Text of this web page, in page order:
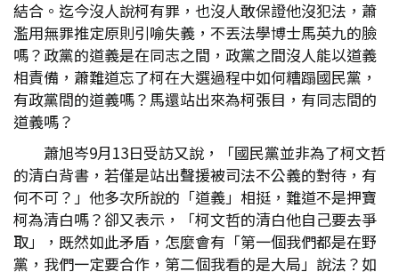
結合。迄今沒人說柯有罪，也沒人敢保證他沒犯法，蕭
濫用無罪推定原則引喻失義，不丟法學博士馬英九的臉
嗎？政黨的道義是在同志之間，政黨之間沒人能以道義
相責備，蕭難道忘了柯在大選過程中如何糟蹋國民黨，
有政黨間的道義嗎？馬還站出來為柯張目，有同志間的
道義嗎？
蕭旭岑9月13日受訪又說，「國民黨並非為了柯文哲
的清白背書，若僅是站出聲援被司法不公義的對待，有
何不可？」他多次所說的「道義」相挺，難道不是押寶
柯為清白嗎？卻又表示，「柯文哲的清白他自己要去爭
取」，既然如此矛盾，怎麼會有「第一個我們都是在野
黨，我們一定要合作，第二個我看的是大局」說法？如